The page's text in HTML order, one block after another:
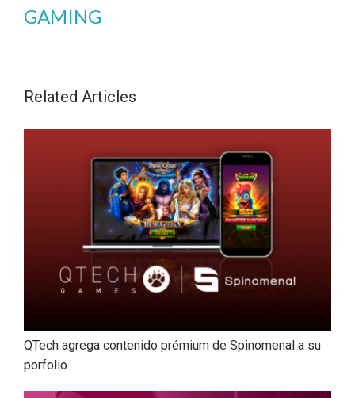
GAMING
Related Articles
QTech agrega contenido prémium de Spinomenal a su
porfolio